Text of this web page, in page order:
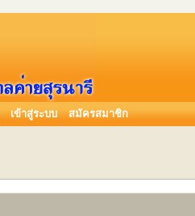
เข้าสู่ระบบ สมัครสมาชิก